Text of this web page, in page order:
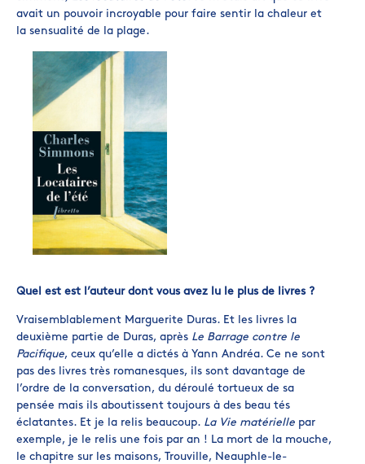
avait un pouvoir incroyable pour faire sentir la chaleur et
la sensualité de la plage.
Quel est est l’auteur dont vous avez lu le plus de livres ?
Vraisemblablement Marguerite Duras. Et les livres la
deuxième partie de Duras, après Le Barrage contre le
Pacifique, ceux qu’elle a dictés à Yann Andréa. Ce ne sont
pas des livres très romanesques, ils sont davantage de
l’ordre de la conversation, du déroulé tortueux de sa
pensée mais ils aboutissent toujours à des beau tés
éclatantes. Et je la relis beaucoup. La Vie matérielle par
exemple, je le relis une fois par an ! La mort de la mouche,
le chapitre sur les maisons, Trouville, Neauphle-le-